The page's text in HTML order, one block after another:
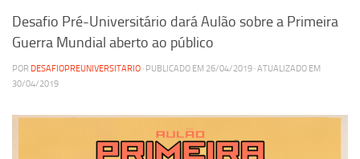
Desafio Pré-Universitário dará Aulão sobre a Primeira
Guerra Mundial aberto ao público
POR DESAFIOPREUNIVERSITARIO · PUBLICADO EM 26/04/2019 · ATUALIZADO EM
30/04/2019